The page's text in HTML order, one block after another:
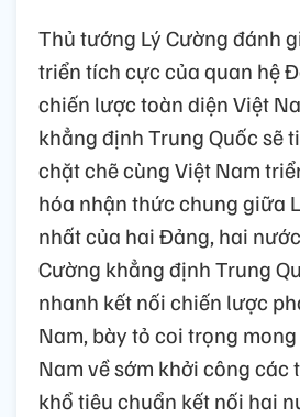
Thủ tướng Lý Cường đánh
triển tích cực của quan hệ
chiến lược toàn diện Việt
khẳng định Trung Quốc sẽ
chặt chẽ cùng Việt Nam
hóa nhận thức chung giữa
nhất của hai Đảng, hai
Cường khẳng định Trung
nhanh kết nối chiến lược
Nam, bày tỏ coi trọng
Nam về sớm khởi công các
khổ tiêu chuẩn kết nối hai